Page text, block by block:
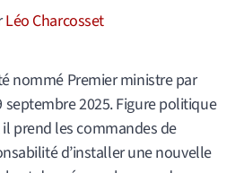
Léo Charcosset
nommé Premier ministre par
septembre 2025. Figure politique
il prend les commandes de
d’installer une nouvelle